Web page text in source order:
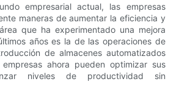
empresarial actual, las empresas
maneras de aumentar la eficiencia y
que ha experimentado una mejora
años es la de las operaciones de
de almacenes automatizados
ahora pueden optimizar sus
niveles de productividad sin